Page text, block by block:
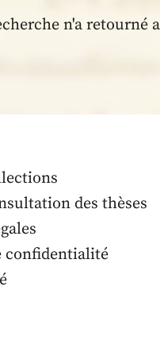
n'a retourné
des thèses
confidentialité